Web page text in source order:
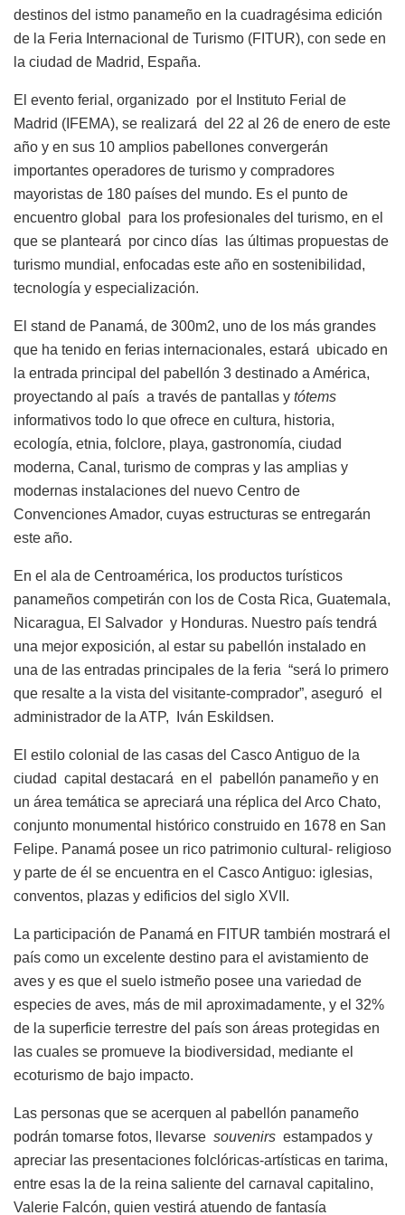
destinos del istmo panameño en la cuadragésima edición
de la Feria Internacional de Turismo (FITUR), con sede en
la ciudad de Madrid, España.
El evento ferial, organizado por el Instituto Ferial de
Madrid (IFEMA), se realizará del 22 al 26 de enero de este
año y en sus 10 amplios pabellones convergerán
importantes operadores de turismo y compradores
mayoristas de 180 países del mundo. Es el punto de
encuentro global para los profesionales del turismo, en el
que se planteará por cinco días las últimas propuestas de
turismo mundial, enfocadas este año en sostenibilidad,
tecnología y especialización.
El stand de Panamá, de 300m2, uno de los más grandes
que ha tenido en ferias internacionales, estará ubicado en
la entrada principal del pabellón 3 destinado a América,
proyectando al país a través de pantallas y tótems
informativos todo lo que ofrece en cultura, historia,
ecología, etnia, folclore, playa, gastronomía, ciudad
moderna, Canal, turismo de compras y las amplias y
modernas instalaciones del nuevo Centro de
Convenciones Amador, cuyas estructuras se entregarán
este año.
En el ala de Centroamérica, los productos turísticos
panameños competirán con los de Costa Rica, Guatemala,
Nicaragua, El Salvador y Honduras. Nuestro país tendrá
una mejor exposición, al estar su pabellón instalado en
una de las entradas principales de la feria “será lo primero
que resalte a la vista del visitante-comprador”, aseguró el
administrador de la ATP, Iván Eskildsen.
El estilo colonial de las casas del Casco Antiguo de la
ciudad capital destacará en el pabellón panameño y en
un área temática se apreciará una réplica del Arco Chato,
conjunto monumental histórico construido en 1678 en San
Felipe. Panamá posee un rico patrimonio cultural- religioso
y parte de él se encuentra en el Casco Antiguo: iglesias,
conventos, plazas y edificios del siglo XVII.
La participación de Panamá en FITUR también mostrará el
país como un excelente destino para el avistamiento de
aves y es que el suelo istmeño posee una variedad de
especies de aves, más de mil aproximadamente, y el 32%
de la superficie terrestre del país son áreas protegidas en
las cuales se promueve la biodiversidad, mediante el
ecoturismo de bajo impacto.
Las personas que se acerquen al pabellón panameño
podrán tomarse fotos, llevarse souvenirs estampados y
apreciar las presentaciones folclóricas-artísticas en tarima,
entre esas la de la reina saliente del carnaval capitalino,
Valerie Falcón, quien vestirá atuendo de fantasía